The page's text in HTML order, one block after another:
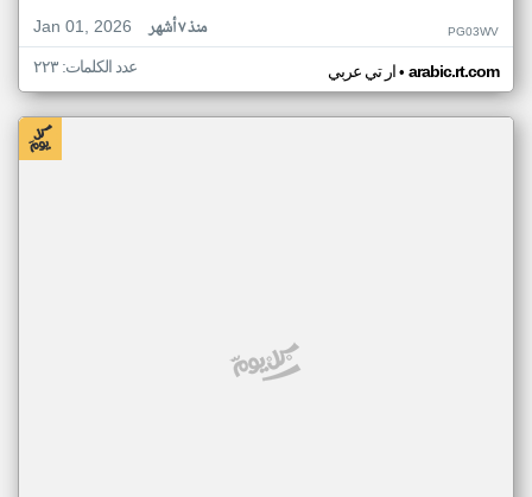
Jan 01, 2026
منذ ٧ أشهر PG03WV
ار تي عربي• arabic.rt.com عدد الكلمات: ٢٢٣